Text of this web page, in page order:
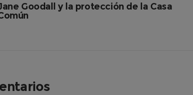
Goodall y la protección de la Casa